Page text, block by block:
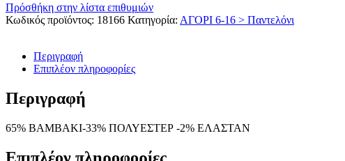
Πρόσθήκη στην λίστα επιθυμιών
Κωδικός προϊόντος: 18166 Κατηγορία: ΑΓΟΡΙ 6-16 > Παντελόνι
Περιγραφή
Επιπλέον πληροφορίες
Περιγραφή
65% ΒΑΜΒΑΚΙ-33% ΠΟΛΥΕΣΤΕΡ -2% ΕΛΑΣΤΑΝ
Επιπλέον πληροφορίες